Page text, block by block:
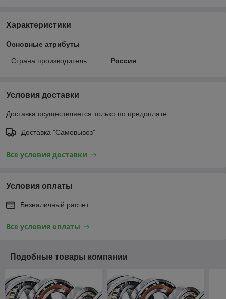
Характеристики
Основные атрибуты
Страна производитель Россия
Условия доставки
Доставка осуществляется только по предоплате.
Доставка "Самовывоз"
Все условия доставки
Условия оплаты
Безналичный расчет
Все условия оплаты
Подобные товары компании